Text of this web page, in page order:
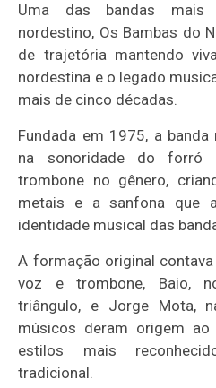
Uma das bandas
nordestino, Os Bambas do
de trajetória mantendo
nordestina e o legado
mais de cinco décadas.
Fundada em 1975, a
na sonoridade do forró
trombone no gênero,
metais e a sanfona que
identidade musical das
A formação original
voz e trombone, Baio,
triângulo, e Jorge Mota,
músicos deram origem
estilos mais
tradicional.